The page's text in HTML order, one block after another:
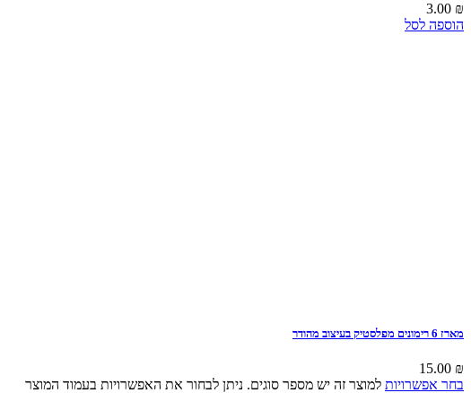
3.00 ₪
הוספה לסל
מארז 6 רימונים מפלסטיק בעיצוב מהודר
15.00 ₪
בחר אפשרויות למוצר זה יש מספר סוגים. ניתן לבחור את האפשרויות בעמוד המוצר